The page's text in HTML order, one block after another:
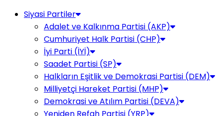
Siyasi Partiler
Adalet ve Kalkınma Partisi (AKP)
Cumhuriyet Halk Partisi (CHP)
İyi Parti (İYİ)
Saadet Partisi (SP)
Halkların Eşitlik ve Demokrasi Partisi (DEM)
Milliyetçi Hareket Partisi (MHP)
Demokrasi ve Atılım Partisi (DEVA)